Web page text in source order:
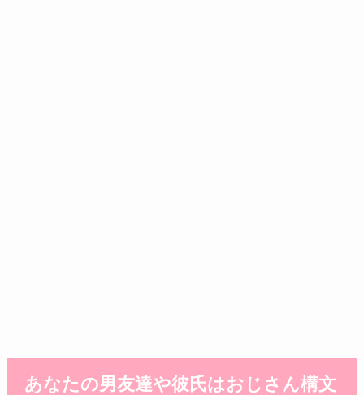
あなたの男友達や彼氏はおじさん構文